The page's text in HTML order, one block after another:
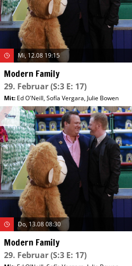
Mi, 12.08 19:15
Modern Family
29. Februar(S:3 E: 17)
Mit: Ed O'Neill,Sofía Vergara, Julie Bowen
Do, 13.08 08:30
Modern Family
29. Februar(S:3 E: 17)